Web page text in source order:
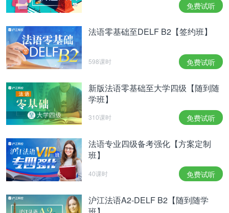
免费试听
法语零基础至DELF B2【签约班】
598课时 免费试听
新版法语零基础至大学四级【随到随
学班】
310课时 免费试听
法语专业四级备考强化【方案定制
班】
40课时 免费试听
沪江法语A2-DELF B2【随到随学